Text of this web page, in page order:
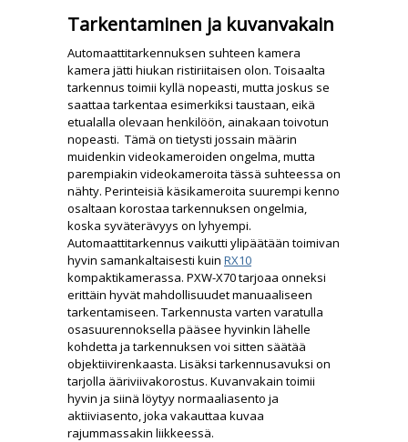
Tarkentaminen ja kuvanvakain
Automaattitarkennuksen suhteen kamera
kamera jätti hiukan ristiriitaisen olon. Toisaalta
tarkennus toimii kyllä nopeasti, mutta joskus se
saattaa tarkentaa esimerkiksi taustaan, eikä
etualalla olevaan henkilöön, ainakaan toivotun
nopeasti. Tämä on tietysti jossain määrin
muidenkin videokameroiden ongelma, mutta
parempiakin videokameroita tässä suhteessa on
nähty. Perinteisiä käsikameroita suurempi kenno
osaltaan korostaa tarkennuksen ongelmia,
koska syväterävyys on lyhyempi.
Automaattitarkennus vaikutti ylipäätään toimivan
hyvin samankaltaisesti kuin RX10
kompaktikamerassa. PXW-X70 tarjoaa onneksi
erittäin hyvät mahdollisuudet manuaaliseen
tarkentamiseen. Tarkennusta varten varatulla
osasuurennoksella pääsee hyvinkin lähelle
kohdetta ja tarkennuksen voi sitten säätää
objektiivirenkaasta. Lisäksi tarkennusavuksi on
tarjolla ääriviivakorostus. Kuvanvakain toimii
hyvin ja siinä löytyy normaaliasento ja
aktiiviasento, joka vakauttaa kuvaa
rajummassakin liikkeessä.